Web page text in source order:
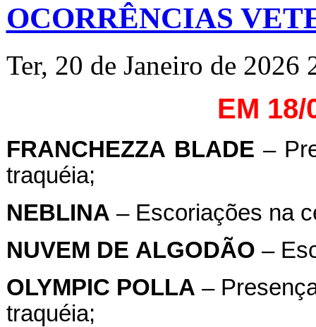
OCORRÊNCIAS
Ter, 20 de Janeiro de 2026
EM 18/
FRANCHEZZA BLADE –
traquéia;
NEBLINA – Escoriações na
NUVEM DE ALGODÃO –
OLYMPIC POLLA –
traquéia;